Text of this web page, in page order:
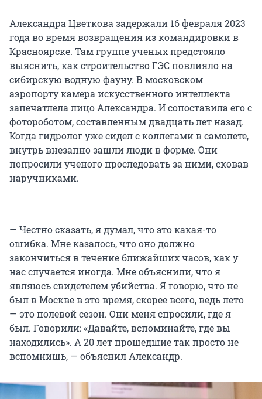
Александра Цветкова задержали 16 февраля 2023
года во время возвращения из командировки в
Красноярске. Там группе ученых предстояло
выяснить, как строительство ГЭС повлияло на
сибирскую водную фауну. В московском
аэропорту камера искусственного интеллекта
запечатлела лицо Александра. И сопоставила его с
фотороботом, составленным двадцать лет назад.
Когда гидролог уже сидел с коллегами в самолете,
внутрь внезапно зашли люди в форме. Они
попросили ученого проследовать за ними, сковав
наручниками.
— Честно сказать, я думал, что это какая-то
ошибка. Мне казалось, что оно должно
закончиться в течение ближайших часов, как у
нас случается иногда. Мне объяснили, что я
являюсь свидетелем убийства. Я говорю, что не
был в Москве в это время, скорее всего, ведь лето
— это полевой сезон. Они меня спросили, где я
был. Говорили: «Давайте, вспоминайте, где вы
находились». А 20 лет прошедшие так просто не
вспомнишь, — объяснил Александр.